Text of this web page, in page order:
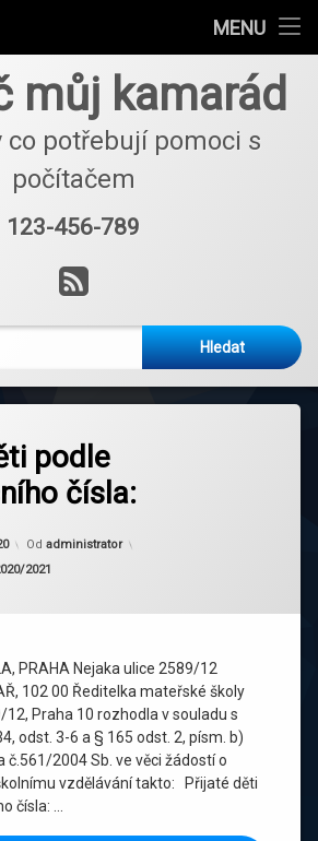
MENU
můj kamarád
co potřebují pomoci s
počítačem
123-456-789
RSS
Vyhledávání
podle
čísla:
Aktualizováno
Od administrator
2021
PRAHA Nejaka ulice 2589/12
102 00 Ředitelka mateřské školy
12, Praha 10 rozhodla v souladu s
odst. 3-6 a § 165 odst. 2, písm. b)
č.561/2004 Sb. ve věci žádostí o
vzdělávání takto: Přijaté děti
čísla: …